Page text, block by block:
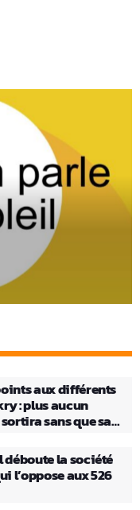
aux différents
: plus aucun
sans que sa
déboute la société
l’oppose aux 526